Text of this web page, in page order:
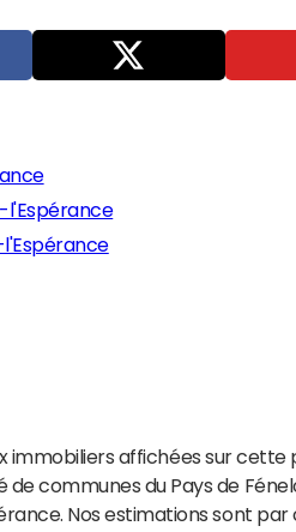
l'Espérance
immobiliers affichées sur
de communes du Pays de
Nos estimations sont par